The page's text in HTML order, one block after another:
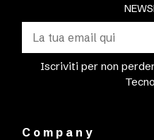
Iscriviti per non
Company